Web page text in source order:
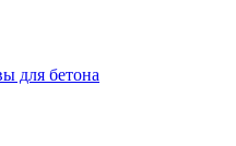
для бетона